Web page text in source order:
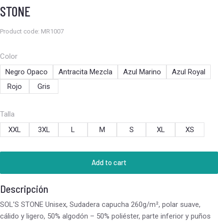
STONE
Product code: MR1007
Color
Negro Opaco
Antracita Mezcla Azul Marino
Azul Royal
Rojo
Gris
Talla
XXL
3XL L M S XL XS
Add to cart
Descripción
SOL’S STONE Unisex, Sudadera capucha 260g/m², polar suave,
cálido y ligero, 50% algodón – 50% poliéster, parte inferior y puños